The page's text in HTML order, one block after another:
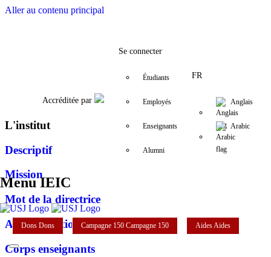
Aller au contenu principal
FacebookTwitter
Accréditée par
Se connecter
Étudiants
Employés
Enseignants
Alumni
FR
Anglais
Arabic
Menu IEIC
Dons Dons Campagne 150 Campagne 150 AidesAides
L'institut
Descriptif
Mission
Mot de la directrice
Administration
Corps enseignants